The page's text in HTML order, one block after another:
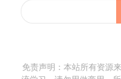
免责声明：本站所有资源